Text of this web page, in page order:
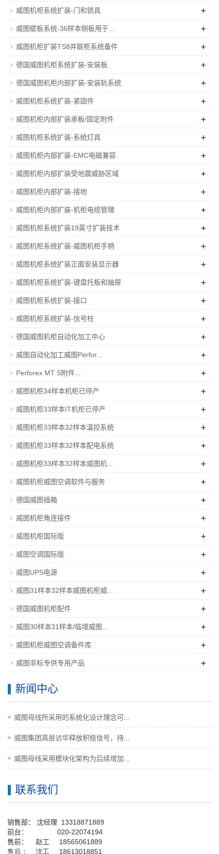
威图机柜系统扩装-门和锁具 +
威图壁板系统-36样本侧板用于... +
威图机柜扩装TS8并联柜系统备件 +
德国威图机柜系统扩装-安装板 +
德国威图机柜内部扩装-安装轨系统 +
威图机柜系统扩装-紧固件 +
威图机柜内部扩装承板/固定附件 +
威图机柜系统扩装-系统灯具 +
威图机柜内部扩装-EMC电磁兼容 +
威图机柜内部扩装受地震威胁区域 +
威图机柜内部扩装-接地 +
威图机柜内部扩装-机柜电缆管理 +
威图机柜系统扩装19英寸扩装技术 +
威图机柜系统扩装-威图机柜手柄 +
威图机柜系统扩装正面安装显示器 +
威图机柜系统扩装-键盘托板和抽屉 +
威图机柜系统扩装-接口 +
威图机柜系统扩装-信号柱 +
德国威图机柜自动化加工中心 +
威图自动化加工威图Perfor... +
Perforex MT S附件... +
威图机柜34样本机柜已停产 +
威图机柜33样本IT机柜已停产 +
威图机柜33样本32样本温控系统 +
威图机柜33样本32样本配电系统 +
威图机柜33样本32样本威图机... +
威图机柜威图空调软件与服务 +
德国威图插箱 +
威图机柜角连接件 +
威图机柜国际版 +
威图空调国际版 +
威图UPS电源 +
威图31样本32样本威图机柜威... +
德国威图机柜配件 +
威图30样本31样本/临增威图... +
威图机柜威图空调备件库 +
威图非标专供专用产品 +
新闻中心
威图母线所采用的系统化设计理念可...
威图集团高层访华释放积极信号，持...
威图母线采用模块化架构为后续增加...
联系我们
销售部： 沈经理 13318871889
前台： 020-22074194
售前： 赵工 18565061889
售后： 沈工 18613018851